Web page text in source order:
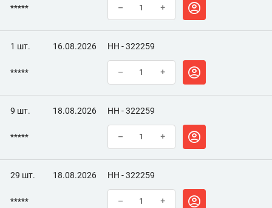
***** – +
1 шт. 16.08.2026 НН - 322259
***** – +
9 шт. 18.08.2026 НН - 322259
***** – +
29 шт. 18.08.2026 НН - 322259
***** – +